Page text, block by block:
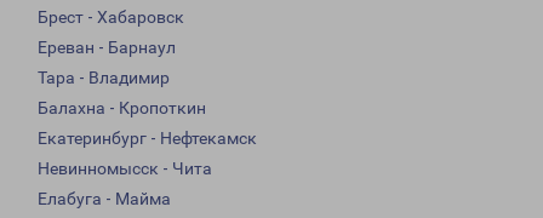
Брест - Хабаровск
Ереван - Барнаул
Тара - Владимир
Балахна - Кропоткин
Екатеринбург - Нефтекамск
Невинномысск - Чита
Елабуга - Майма